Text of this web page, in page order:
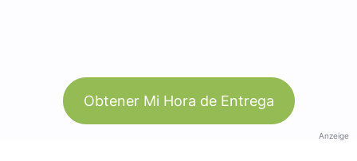
Obtener Mi Hora de Entrega
Anzeige